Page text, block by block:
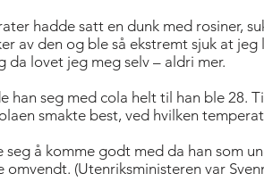
hadde satt en dunk med rosiner,
av den og ble så ekstremt sjuk at
da lovet jeg meg selv – aldri mer.
han seg med cola helt til han ble 28.
smakte best, ved hvilken
seg å komme godt med da han som
omvendt. (Utenriksministeren var